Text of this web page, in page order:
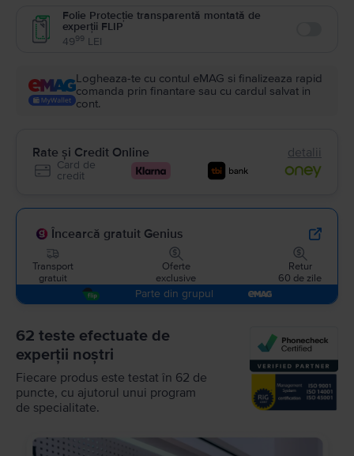
Folie Protecție transparentă montată de
experții FLIP
4999 LEI
Logheaza-te cu contul eMAG si finalizeaza rapid
comanda prin finantare sau cu cardul salvat in
cont.
Rate și Credit Online detalii
Card de
credit
Încearcă gratuit Genius
Transport
gratuit
Oferte
exclusive
Retur
60 de zile
Parte din grupul
62 teste efectuate de
experții noștri
Fiecare produs este testat în 62 de
puncte, cu ajutorul unui program
de specialitate.